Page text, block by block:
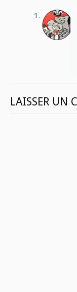
LAISSER UN